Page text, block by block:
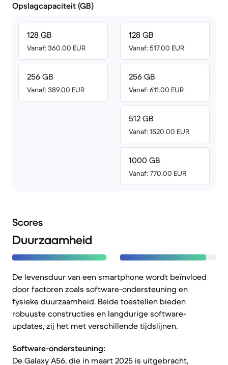
Opslagcapaciteit (GB)
128 GB
Vanaf: 360.00 EUR
256 GB
Vanaf: 389.00 EUR
128 GB
Vanaf: 517.00 EUR
256 GB
Vanaf: 611.00 EUR
512 GB
Vanaf: 1520.00 EUR
1000 GB
Vanaf: 770.00 EUR
Scores
Duurzaamheid
De levensduur van een smartphone wordt beïnvloed
door factoren zoals software-ondersteuning en
fysieke duurzaamheid. Beide toestellen bieden
robuuste constructies en langdurige software-
updates, zij het met verschillende tijdslijnen.
Software-ondersteuning:
De Galaxy A56, die in maart 2025 is uitgebracht,